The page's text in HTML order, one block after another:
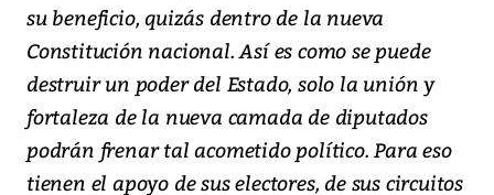
su beneficio, quizás dentro de la nueva
Constitución nacional. Así es como se puede
destruir un poder del Estado, solo la unión y
fortaleza de la nueva camada de diputados
podrán frenar tal acometido político. Para eso
tienen el apoyo de sus electores, de sus circuitos